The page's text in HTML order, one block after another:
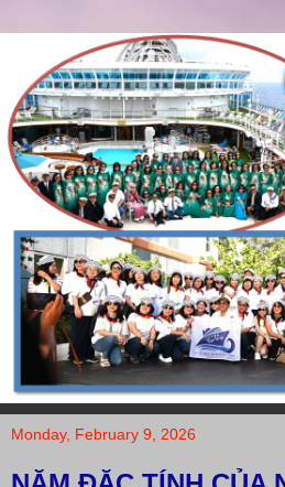
Monday, February 9, 2026